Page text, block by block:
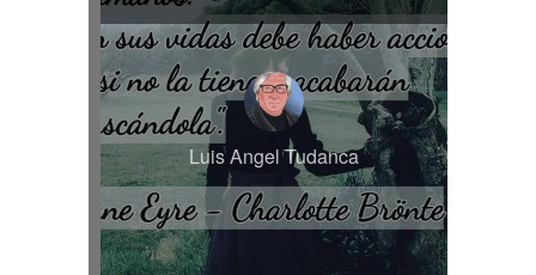
Luis Angel Tudanca